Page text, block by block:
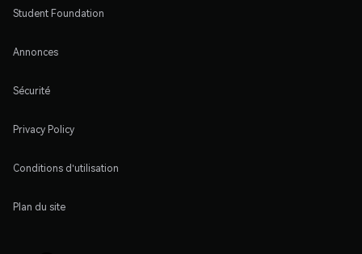
Student Foundation
Annonces
Sécurité
Privacy Policy
Conditions d'utilisation
Plan du site